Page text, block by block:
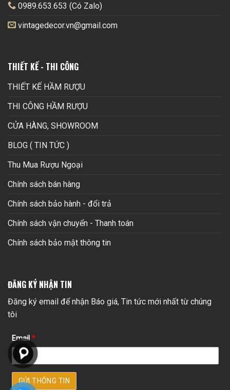
0989.653.653 (Có Zalo)
vintagedecor.vn@gmail.com
THIẾT KẾ - THI CÔNG
THIẾT KẾ HẦM RƯỢU
THI CÔNG HẦM RƯỢU
CỬA HÀNG, SHOWROOM
BLOG ( TIN TỨC )
Thu Mua Rượu Ngoại
Chính sách bán hàng
Chính sách bảo hành - đổi trả
Chính sách vận chuyển - Thanh toán
Chính sách bảo mật thông tin
ĐĂNG KÝ NHẬN TIN
Đăng ký email để nhận Báo giá, Tin tức mới nhất từ chúng
tôi
Email *